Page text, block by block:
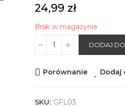
24,99 zł
Brak w magazynie
DODAJ
Porównanie Dodaj
SKU: GFL03